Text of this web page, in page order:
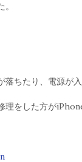
ちたり、電源が入
をした方が